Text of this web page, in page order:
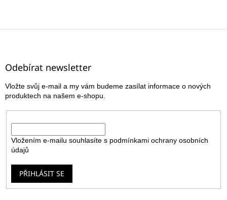
Z
Odebírat newsletter
Vložte svůj e-mail a my vám budeme zasílat informace o nových
produktech na našem e-shopu.
Vložením e-mailu souhlasíte s podmínkami ochrany osobních
údajů
PŘIHLÁSIT SE